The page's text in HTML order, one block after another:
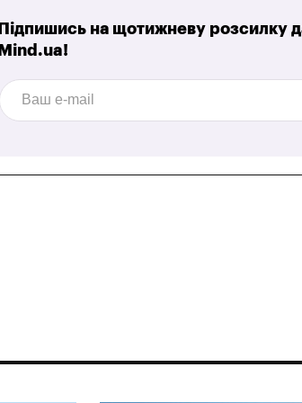
Підпишись на щотижневу розсилку
Mind.ua!